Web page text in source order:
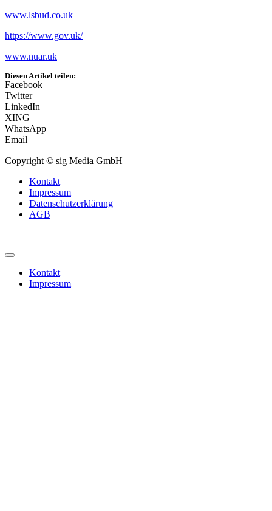
www.lsbud.co.uk
https://www.gov.uk/
www.nuar.uk
Diesen Artikel teilen:
Facebook
Twitter
LinkedIn
XING
WhatsApp
Email
Copyright © sig Media GmbH
Kontakt
Impressum
Datenschutzerklärung
AGB
Kontakt
Impressum